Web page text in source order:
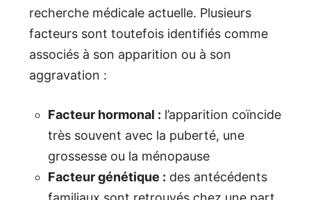
recherche médicale actuelle. Plusieurs
facteurs sont toutefois identifiés comme
associés à son apparition ou à son
aggravation :
Facteur hormonal : l’apparition coïncide
très souvent avec la puberté, une
grossesse ou la ménopause
Facteur génétique : des antécédents